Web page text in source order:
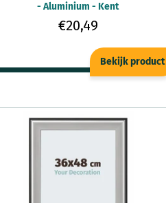
- Aluminium - Kent
€20,49
Bekijk product